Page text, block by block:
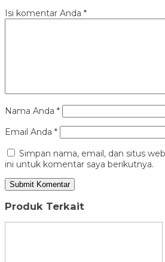
Isi komentar Anda *
Nama Anda *
Email Anda *
Simpan nama, email, dan situs
ini untuk komentar saya berikutnya.
Produk Terkait